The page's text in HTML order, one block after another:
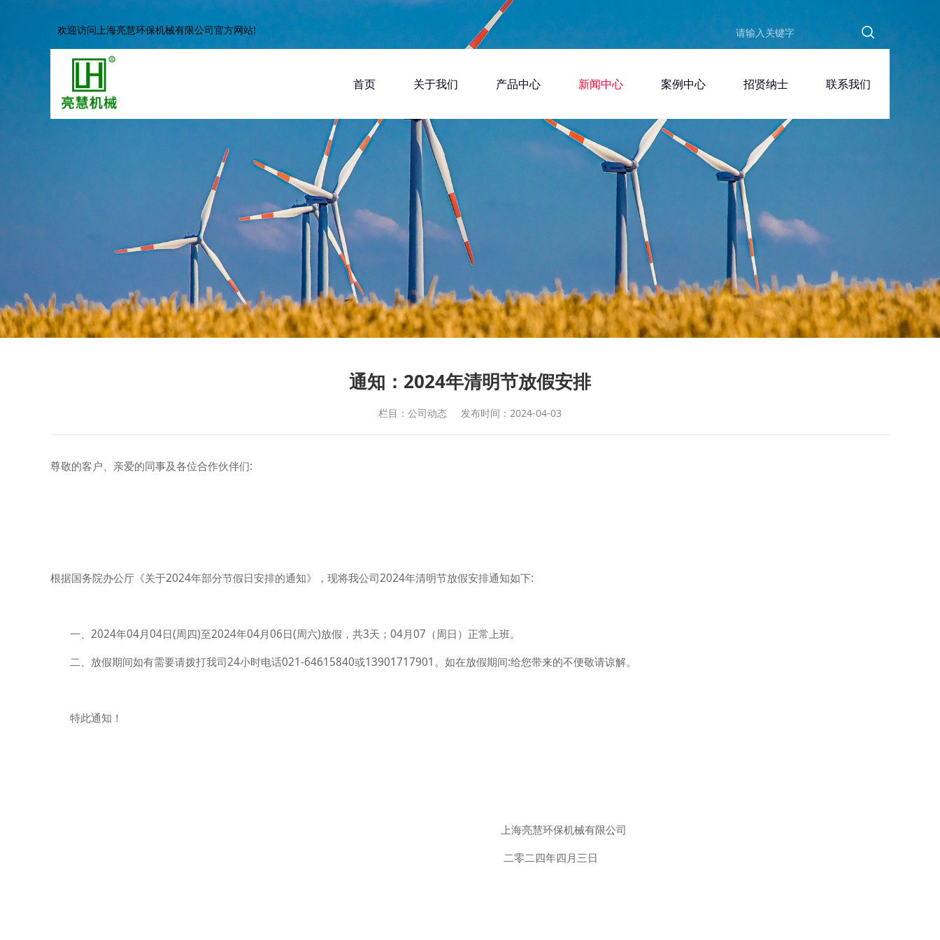
欢迎访问上海亮慧环保机械有限公司官方网站!
首页 关于我们 产品中心 新闻中心 案例中心 招贤纳士 联系我们
通知：2024年清明节放假安排
栏目：公司动态 发布时间：2024-04-03
尊敬的客户、亲爱的同事及各位合作伙伴们:
根据国务院办公厅《关于2024年部分节假日安排的通知》，现将我公司2024年清明节放假安排通知如下:
一、2024年04月04日(周四)至2024年04月06日(周六)放假，共3天；04月07（周日）正常上班。
二、放假期间如有需要请拨打我司24小时电话021-64615840或13901717901。如在放假期间:给您带来的不便敬请谅解。
特此通知！
上海亮慧环保机械有限公司
二零二四年四月三日